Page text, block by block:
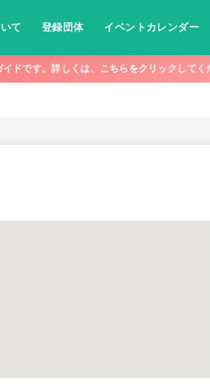
て 登録団体 イベントカレンダー
ドです。詳しくは、こちらをクリックしてく